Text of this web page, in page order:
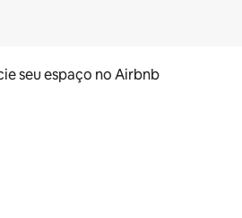
seu espaço no Airbnb